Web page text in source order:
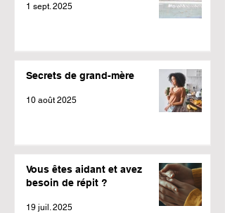
1 sept. 2025
Secrets de grand-mère
10 août 2025
Vous êtes aidant et avez
besoin de répit ?
19 juil. 2025